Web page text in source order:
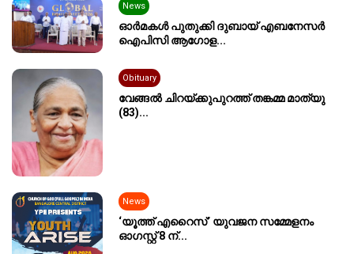
News
ഓർമകൾ പുതുക്കി ദുബായ് എബനേസർ
ഐപിസി ആഗോള...
Obituary
വേങ്ങൽ ചിറയ്ക്കുപുറത്ത് തങ്കമ്മ മാത്യു
(83)...
News
‘യൂത്ത് എറൈസ്’ യുവജന സമ്മേളനം
ഓഗസ്റ്റ് 8 ന്...